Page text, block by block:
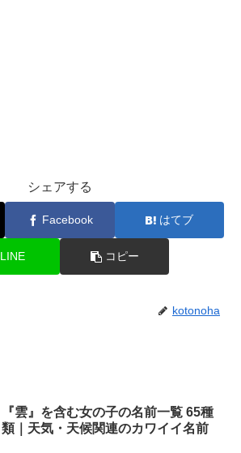
シェアする
Facebook はてブ
LINE コピー
kotonoha
『雲』を含む女の子の名前一覧 65種
類｜天気・天候関連のカワイイ名前